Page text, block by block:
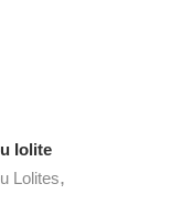
Iolite
Lolites,